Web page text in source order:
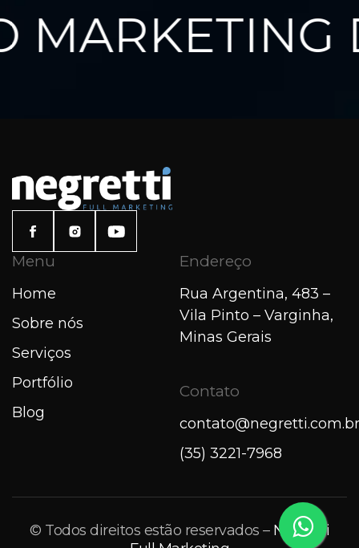
Menu
Home
Sobre nós
Serviços
Portfólio
Blog
Endereço
Rua Argentina, 483 –
Vila Pinto – Varginha,
Minas Gerais
Contato
contato@negretti.com.br
(35) 3221-7968
© Todos direitos estão reservados – Negretti